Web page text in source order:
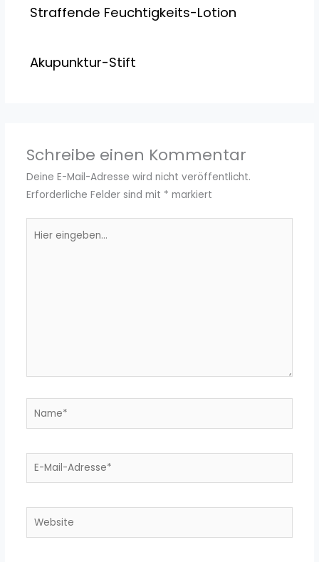
Straffende Feuchtigkeits-Lotion
Akupunktur-Stift
Schreibe einen Kommentar
Deine E-Mail-Adresse wird nicht veröffentlicht.
Erforderliche Felder sind mit * markiert
eingeben…
Name*
E-
Mail-
Website